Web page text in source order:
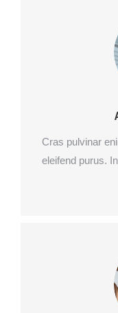
Cras pulvinar
eleifend purus.